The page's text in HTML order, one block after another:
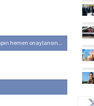
hemen onaylansın...